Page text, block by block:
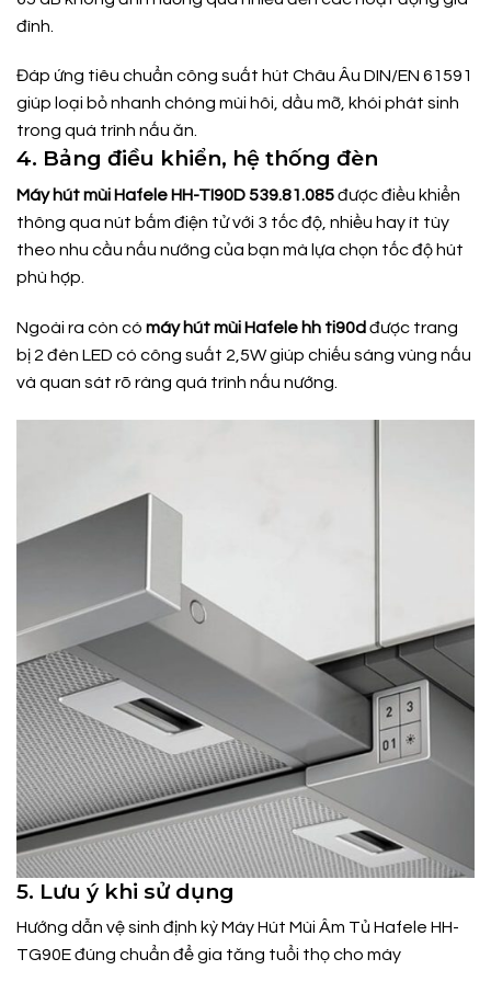
đình.
Đáp ứng tiêu chuẩn công suất hút Châu Âu DIN/EN 61591
giúp loại bỏ nhanh chóng mùi hôi, dầu mỡ, khói phát sinh
trong quá trình nấu ăn.
4. Bảng điều khiển, hệ thống đèn
Máy hút mùi Hafele HH-TI90D 539.81.085được điều khiển
thông qua nút bấm điện tử với 3 tốc độ, nhiều hay ít tùy
theo nhu cầu nấu nướng của bạn mà lựa chọn tốc độ hút
phù hợp.
Ngoài ra còn có máy hút mùi Hafele hh ti90d được trang
bị 2 đèn LED có công suất 2,5W giúp chiếu sáng vùng nấu
và quan sát rõ ràng quá trình nấu nướng.
5. Lưu ý khi sử dụng
Hướng dẫn vệ sinh định kỳ Máy Hút Mùi Âm Tủ Hafele HH-
TG90E đúng chuẩn để gia tăng tuổi thọ cho máy